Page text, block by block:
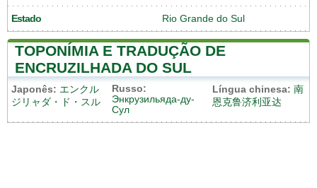
Estado Rio Grande do Sul
TOPONÍMIA E TRADUÇÃO DE
ENCRUZILHADA DO SUL
Japonês: エンクル
ジリャダ・ド・スル
Russo:
Энкрузильяда-ду-
Сул
Língua chinesa: 南
恩克鲁济利亚达